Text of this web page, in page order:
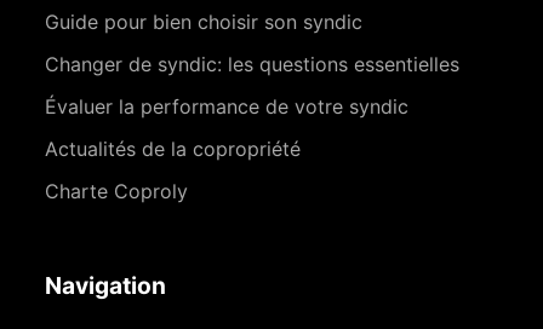
Guide pour bien choisir son syndic
Changer de syndic: les questions essentielles
Évaluer la performance de votre syndic
Actualités de la copropriété
Charte Coproly
Navigation